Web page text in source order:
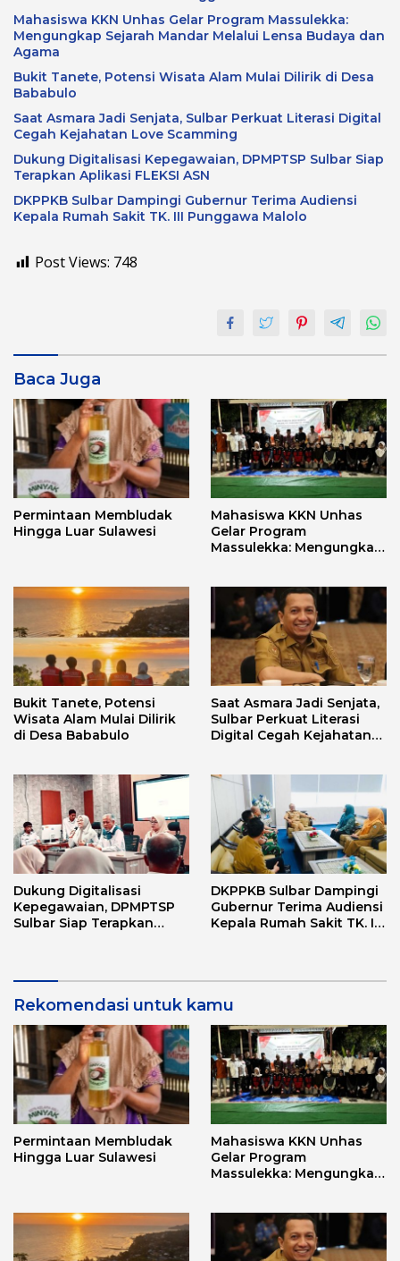
Mahasiswa KKN Unhas Gelar Program Massulekka:
Mengungkap Sejarah Mandar Melalui Lensa Budaya dan
Agama
Bukit Tanete, Potensi Wisata Alam Mulai Dilirik di Desa
Bababulo
Saat Asmara Jadi Senjata, Sulbar Perkuat Literasi Digital
Cegah Kejahatan Love Scamming
Dukung Digitalisasi Kepegawaian, DPMPTSP Sulbar Siap
Terapkan Aplikasi FLEKSI ASN
DKPPKB Sulbar Dampingi Gubernur Terima Audiensi
Kepala Rumah Sakit TK. III Punggawa Malolo
Post Views: 748
Baca Juga
Permintaan Membludak
Hingga Luar Sulawesi
Mahasiswa KKN Unhas
Gelar Program
Massulekka: Mengungkap
Bukit Tanete, Potensi
Wisata Alam Mulai Dilirik
di Desa Bababulo
Saat Asmara Jadi Senjata,
Sulbar Perkuat Literasi
Digital Cegah Kejahatan
Dukung Digitalisasi
Kepegawaian, DPMPTSP
Sulbar Siap Terapkan
DKPPKB Sulbar Dampingi
Gubernur Terima Audiensi
Kepala Rumah Sakit TK. III
Rekomendasi untuk kamu
Permintaan Membludak
Hingga Luar Sulawesi
Mahasiswa KKN Unhas
Gelar Program
Massulekka: Mengungkap